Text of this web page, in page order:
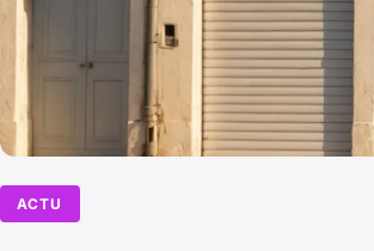
ACTU